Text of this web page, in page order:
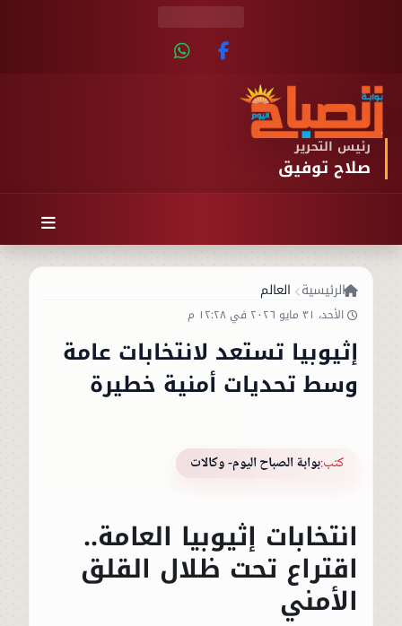
رئيس التحرير
صلاح توفيق
الرئيسية العالم
الأحد، ٣١ مايو ٢٠٢٦ في ١٢:٢٨ م
إثيوبيا تستعد لانتخابات عامة
وسط تحديات أمنية خطيرة
كتب:بوابة الصباح اليوم- وكالات
انتخابات إثيوبيا العامة..
اقتراع تحت ظلال القلق
الأمني